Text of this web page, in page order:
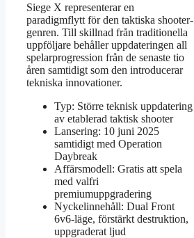
Siege X representerar en
paradigmflytt för den taktiska shooter-
genren. Till skillnad från traditionella
uppföljare behåller uppdateringen all
spelarprogression från de senaste tio
åren samtidigt som den introducerar
tekniska innovationer.
Typ: Större teknisk uppdatering
av etablerad taktisk shooter
Lansering: 10 juni 2025
samtidigt med Operation
Daybreak
Affärsmodell: Gratis att spela
med valfri
premiumuppgradering
Nyckelinnehåll: Dual Front
6v6-läge, förstärkt destruktion,
uppgraderat ljud